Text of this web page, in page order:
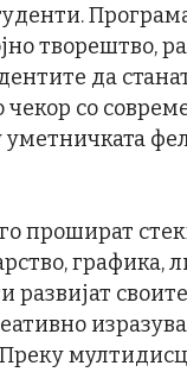
творештво,
да
со
прошират
графика,